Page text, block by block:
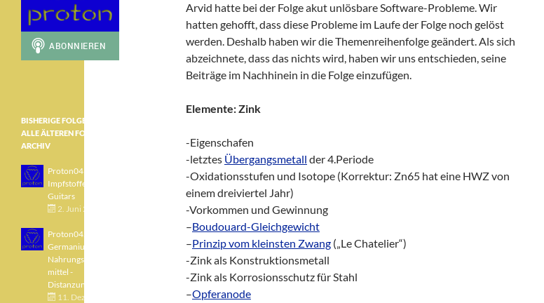
Arvid hatte bei der Folge akut unlösbare Software-Probleme. Wir
hatten gehofft, dass diese Probleme im Laufe der Folge noch gelöst
werden. Deshalb haben wir die Themenreihenfolge geändert. Als sich
abzeichnete, dass das nichts wird, haben wir uns entschieden, seine
Beiträge im Nachhinein in die Folge einzufügen.
Elemente: Zink
-Eigenschafen
-letztes Übergangsmetall der 4.Periode
-Oxidationsstufen und Isotope (Korrektur: Zn65 hat eine HWZ von
einem dreiviertel Jahr)
-Vorkommen und Gewinnung
–Boudouard-Gleichgewicht
–Prinzip vom kleinsten Zwang („Le Chatelier“)
-Zink als Konstruktionsmetall
-Zink als Korrosionsschutz für Stahl
–Opferanode
BISHERIGE FOLGEN ………………
ALLE ÄLTEREN FOLGEN IM
ARCHIV
Proton043 - Arsen -
Impfstoffe - Blue
Guitars
2. Juni 2021
Proton042 -
Germanium -
Nahrungsergänzungs
mittel -
Distanzunterricht
11. Dezember 2020